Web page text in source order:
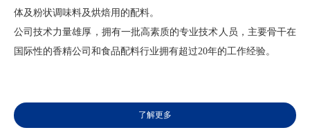
体及粉状调味料及烘焙用的配料。
公司技术力量雄厚，拥有一批高素质的专业技术人员，主要骨干在
国际性的香精公司和食品配料行业拥有超过20年的工作经验。
了解更多